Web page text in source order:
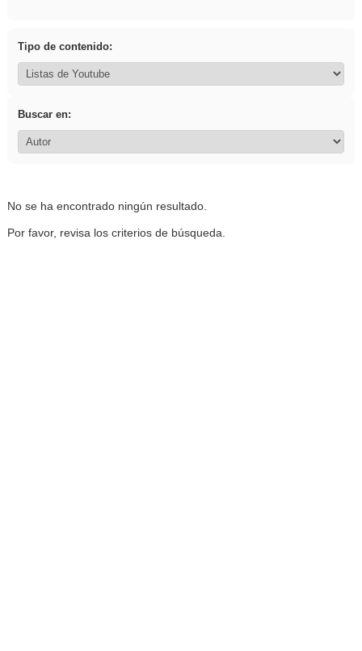
Tipo de contenido:
Buscar en:
No se ha encontrado ningún resultado.
Por favor, revisa los criterios de búsqueda.